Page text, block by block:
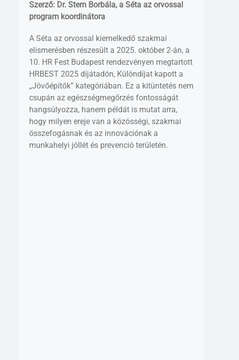
Szerző: Dr. Stern Borbála, a Séta az orvossal
program koordinátora
A Séta az orvossal kiemelkedő szakmai
elismerésben részesült a 2025. október 2-án, a
10. HR Fest Budapest rendezvényen megtartott
HRBEST 2025 díjátadón, Különdíjat kapott a
„Jövőépítők” kategóriában. Ez a kitüntetés nem
csupán az egészségmegőrzés fontosságát
hangsúlyozza, hanem példát is mutat arra,
hogy milyen ereje van a közösségi, szakmai
összefogásnak és az innovációnak a
munkahelyi jóllét és prevenció területén.